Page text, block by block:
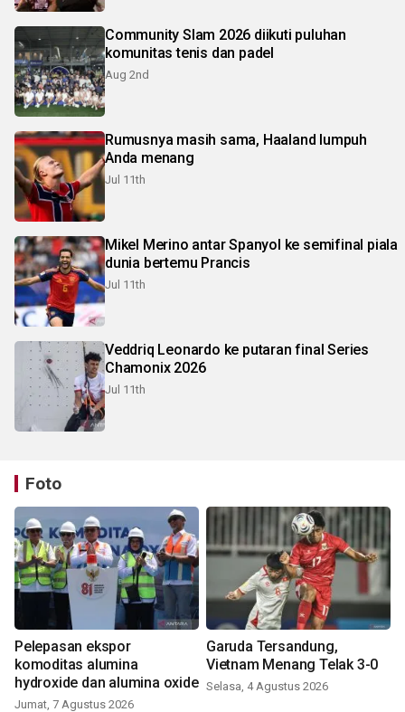
Community Slam 2026 diikuti puluhan
komunitas tenis dan padel
Aug 2nd
Rumusnya masih sama, Haaland lumpuh
Anda menang
Jul 11th
Mikel Merino antar Spanyol ke semifinal piala
dunia bertemu Prancis
Jul 11th
Veddriq Leonardo ke putaran final Series
Chamonix 2026
Jul 11th
Foto
Pelepasan ekspor
komoditas alumina
hydroxide dan alumina oxide
Jumat, 7 Agustus 2026
Garuda Tersandung,
Vietnam Menang Telak 3-0
Selasa, 4 Agustus 2026